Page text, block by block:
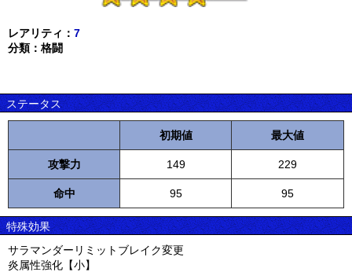
レアリティ： 7
分類：格闘
ステータス
初期値 最大値
攻撃力 149 229
命中 95 95
特殊効果
サラマンダーリミットブレイク変更
炎属性強化【小】